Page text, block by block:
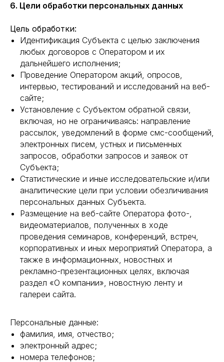
6. Цели обработки персональных данных
Цель обработки:
Идентификация Субъекта с целью заключения
любых договоров с Оператором и их
дальнейшего исполнения;
Проведение Оператором акций, опросов,
интервью, тестирований и исследований на веб-
сайте;
Установление с Субъектом обратной связи,
включая, но не ограничиваясь: направление
рассылок, уведомлений в форме смс-сообщений,
электронных писем, устных и письменных
запросов, обработки запросов и заявок от
Субъекта;
Статистические и иные исследовательские и/или
аналитические цели при условии обезличивания
персональных данных Субъекта.
Размещение на веб-сайте Оператора фото-,
видеоматериалов, полученных в ходе
проведения семинаров, конференций, встреч,
корпоративных и иных мероприятий Оператора, а
также в информационных, новостных и
рекламно-презентационных целях, включая
раздел «О компании», новостную ленту и
галереи сайта.
Персональные данные:
фамилия, имя, отчество;
электронный адрес;
номера телефонов;